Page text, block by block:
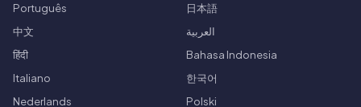
Português
日本語
中文
العربية
हिंदी
Bahasa Indonesia
Italiano
한국어
Nederlands
Polski